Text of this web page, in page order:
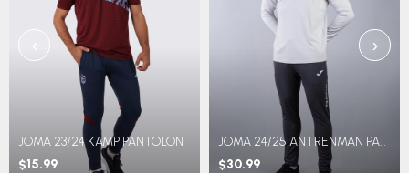
JOMA 23/24 KAMP PANTOLON
$15.99
JOMA 24/25 ANTRENMAN PANTOLON
$30.99
‹ ›